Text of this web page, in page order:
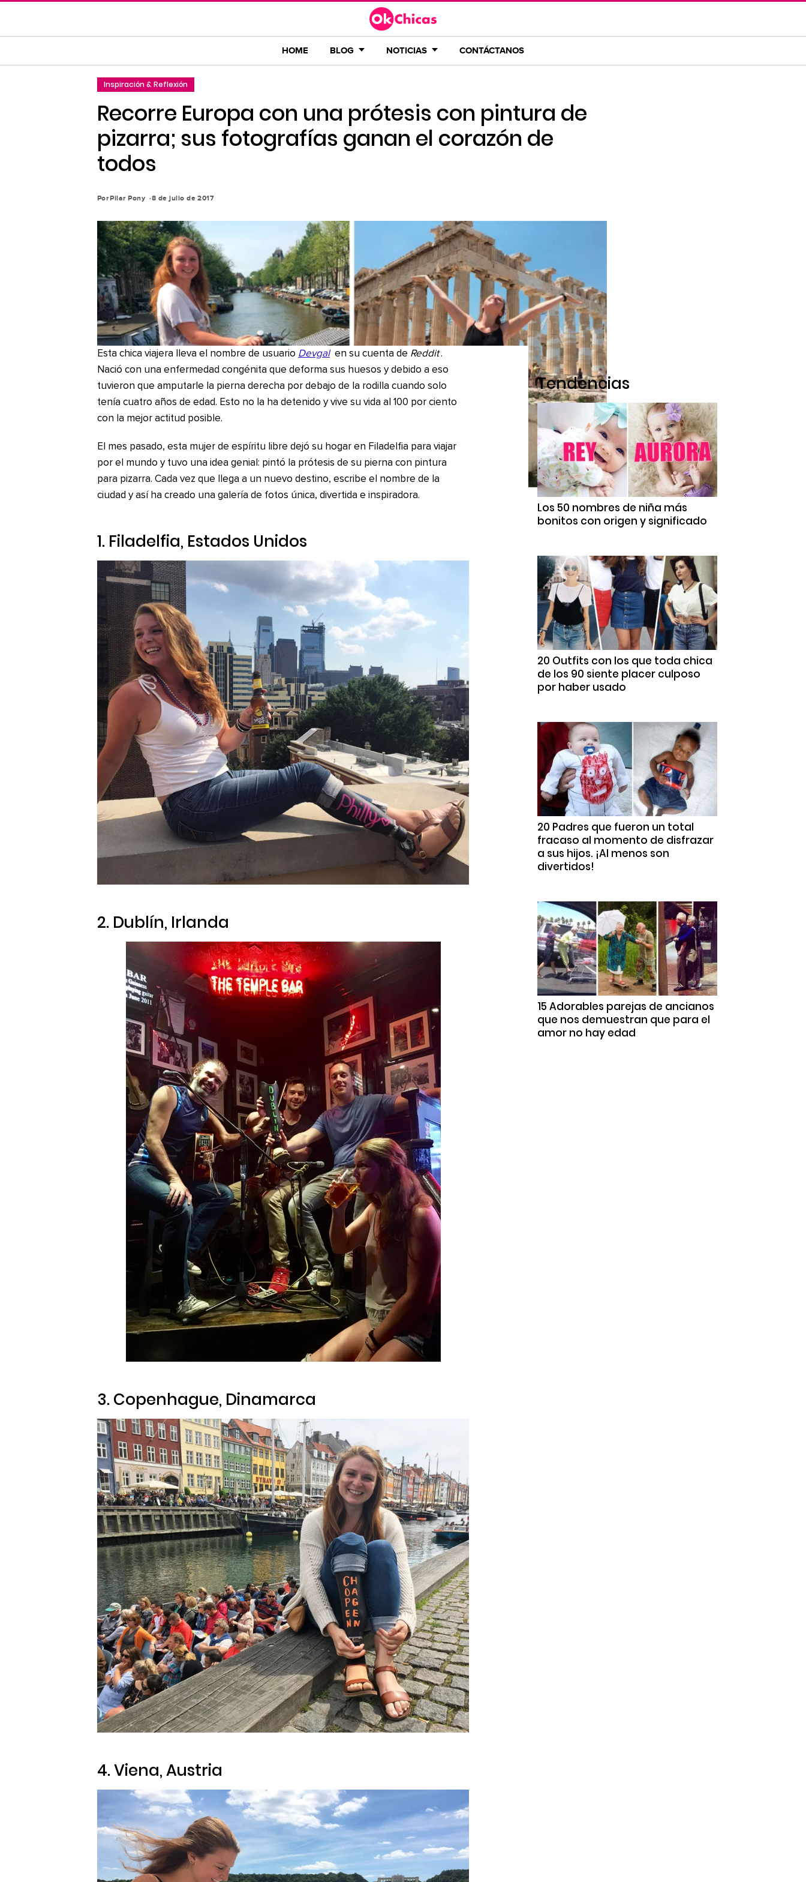
contenido
HOME BLOG NOTICIAS CONTÁCTANOS
Inspiración & Reflexión
Recorre Europa con una prótesis con pintura de
pizarra; sus fotografías ganan el corazón de
todos
PorPilar Pony 8 de julio de 2017
Esta chica viajera lleva el nombre de usuario Devgal en su cuenta de Reddit .
Nació con una enfermedad congénita que deforma sus huesos y debido a eso
tuvieron que amputarle la pierna derecha por debajo de la rodilla cuando solo
tenía cuatro años de edad. Esto no la ha detenido y vive su vida al 100 por ciento
con la mejor actitud posible.
El mes pasado, esta mujer de espíritu libre dejó su hogar en Filadelfia para viajar
por el mundo y tuvo una idea genial: pintó la prótesis de su pierna con pintura
para pizarra. Cada vez que llega a un nuevo destino, escribe el nombre de la
ciudad y así ha creado una galería de fotos única, divertida e inspiradora.
1. Filadelfia, Estados Unidos
2. Dublín, Irlanda
3. Copenhague, Dinamarca
4. Viena, Austria
Tendencias
Los 50 nombres de niña más
bonitos con origen y significado
20 Outfits con los que toda chica
de los 90 siente placer culposo
por haber usado
20 Padres que fueron un total
fracaso al momento de disfrazar
a sus hijos. ¡Al menos son
divertidos!
15 Adorables parejas de ancianos
que nos demuestran que para el
amor no hay edad